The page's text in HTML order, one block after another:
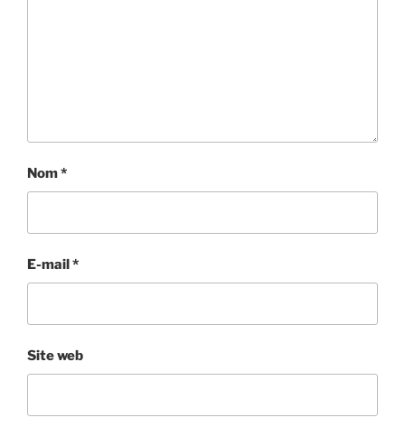
Nom*
E-mail*
Site web